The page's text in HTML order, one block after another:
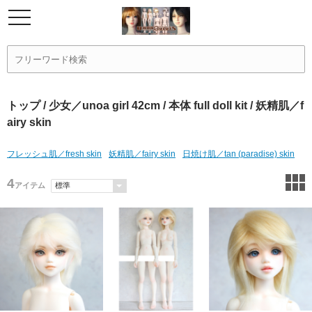
トップ/ 少女／unoa girl 42cm /本体 full doll kit / 妖精肌／f
airy skin
フレッシュ肌／fresh skin 妖精肌／fairy skin 日焼け肌／tan (paradise) skin
4アイテム